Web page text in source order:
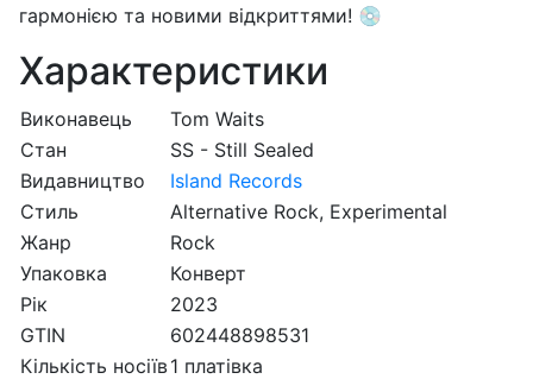
гармонією та новими відкриттями! 💿
Характеристики
Виконавець
Tom Waits
Стан
SS - Still Sealed
Видавництво
Island Records
Стиль
Alternative Rock, Experimental
Жанр
Rock
Упаковка
Конверт
Рік
2023
GTIN
602448898531
Кількість носіїв1 платівка